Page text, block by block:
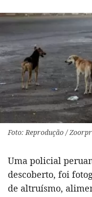
Foto: Reprodução /
Uma policial
descoberto, foi
de altruísmo,